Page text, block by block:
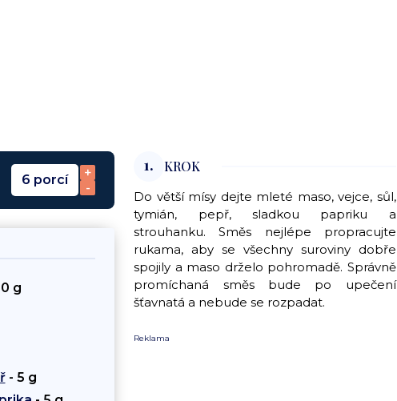
6 porcí
+
-
g
- 5 g
1. KROK
Do větší mísy dejte mleté maso, vejce, sůl,
tymián, pepř, sladkou papriku a
strouhanku. Směs nejlépe propracujte
rukama, aby se všechny suroviny dobře
spojily a maso drželo pohromadě. Správně
promíchaná směs bude po upečení
šťavnatá a nebude se rozpadat.
Reklama